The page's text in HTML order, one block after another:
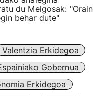
du Melgosak: "Orain
behar dute"
Valentzia Erkidegoa
Gobernua
Erkidegoa